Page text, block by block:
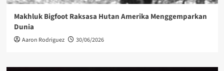
Makhluk Bigfoot Raksasa Hutan Amerika Menggemparkan
Dunia
Aaron Rodriguez 30/06/2026